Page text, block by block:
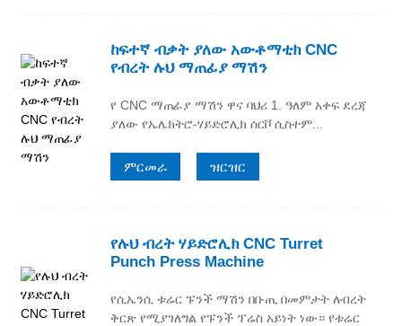
ከፍተኛ ብቃት ያለው አውቶማቲክ CNC
የብረት ሉህ ማጠፊያ ማሽን
የ CNC ማጠፊያ ማሽን ዋና ባህሪ 1. ዓለም አቀፍ ደረጃ
ያለው የኤሌክትሮ-ሃይድሮሊክ ሰርቮ ሲስተም...
ምርመራ ዝርዝር
የሉህ ብረት ሃይድሮሊክ CNC Turret
Punch Press Machine
የሲኤንሲ ቱሬር ፑንች ማሽን በቡጢ በመምታት ለብረት
ቅርጽ የሚያገለግል የፑንች ፕሬስ አይነት ነው። የቱሬር